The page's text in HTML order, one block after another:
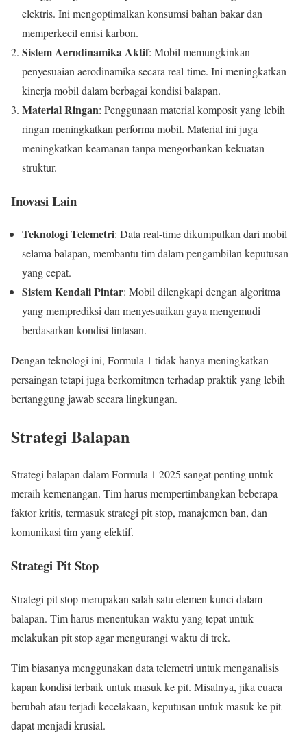
elektris. Ini mengoptimalkan konsumsi bahan bakar dan
memperkecil emisi karbon.
Sistem Aerodinamika Aktif: Mobil memungkinkan
penyesuaian aerodinamika secara real-time. Ini meningkatkan
kinerja mobil dalam berbagai kondisi balapan.
Material Ringan: Penggunaan material komposit yang lebih
ringan meningkatkan performa mobil. Material ini juga
meningkatkan keamanan tanpa mengorbankan kekuatan
struktur.
Inovasi Lain
Teknologi Telemetri: Data real-time dikumpulkan dari mobil
selama balapan, membantu tim dalam pengambilan keputusan
yang cepat.
Sistem Kendali Pintar: Mobil dilengkapi dengan algoritma
yang memprediksi dan menyesuaikan gaya mengemudi
berdasarkan kondisi lintasan.
Dengan teknologi ini, Formula 1 tidak hanya meningkatkan
persaingan tetapi juga berkomitmen terhadap praktik yang lebih
bertanggung jawab secara lingkungan.
Strategi Balapan
Strategi balapan dalam Formula 1 2025 sangat penting untuk
meraih kemenangan. Tim harus mempertimbangkan beberapa
faktor kritis, termasuk strategi pit stop, manajemen ban, dan
komunikasi tim yang efektif.
Strategi Pit Stop
Strategi pit stop merupakan salah satu elemen kunci dalam
balapan. Tim harus menentukan waktu yang tepat untuk
melakukan pit stop agar mengurangi waktu di trek.
Tim biasanya menggunakan data telemetri untuk menganalisis
kapan kondisi terbaik untuk masuk ke pit. Misalnya, jika cuaca
berubah atau terjadi kecelakaan, keputusan untuk masuk ke pit
dapat menjadi krusial.